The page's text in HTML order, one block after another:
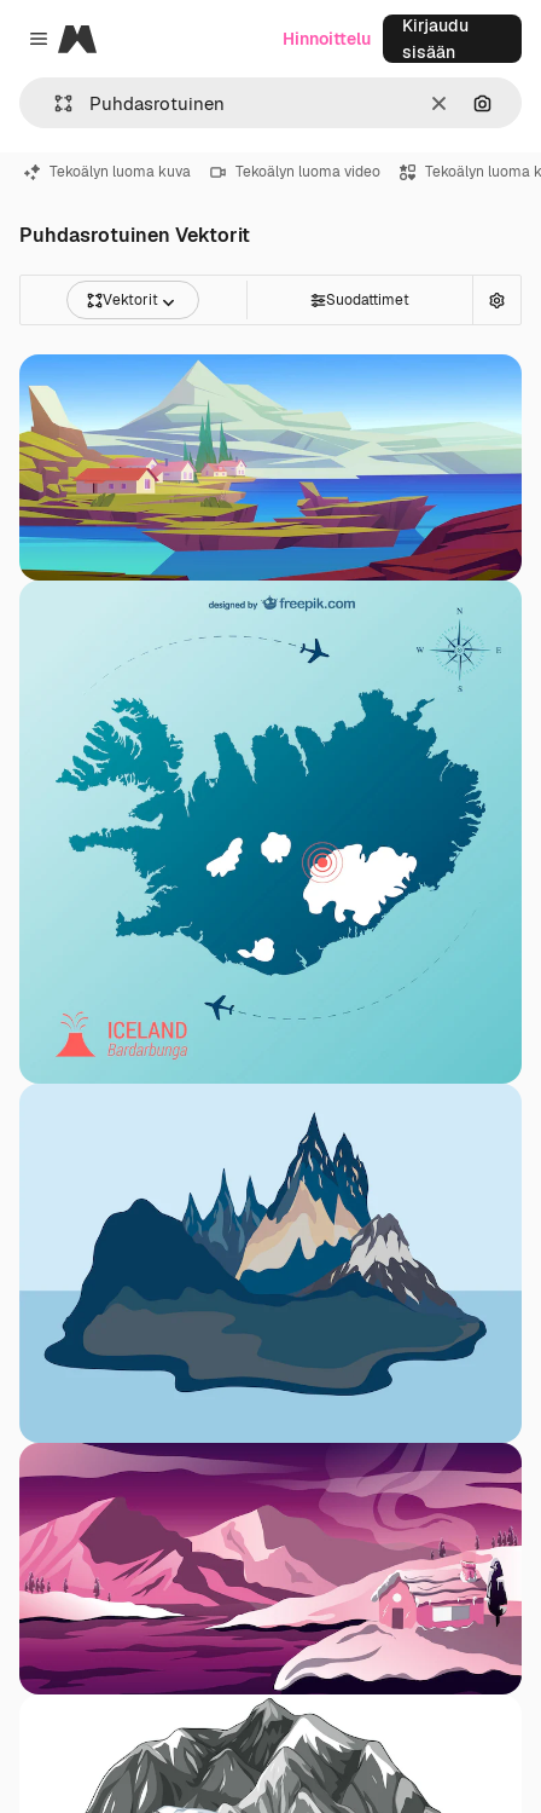
Close menu
Magnific
SelkeäHae
Hinnoittelu
Kirjaudu
sisään
Tekoälyn luoma kuva Tekoälyn luoma video Tekoälyn luoma
Puhdasrotuinen Vektorit
Vektorit Suodattimet